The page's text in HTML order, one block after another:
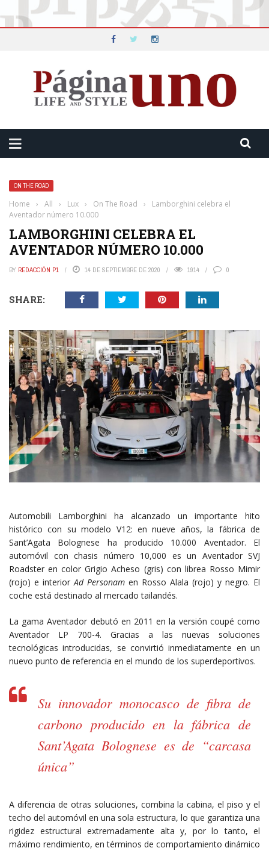
ON THE ROAD
Home › All › Lux › On The Road ›
Lamborghini celebra el
Aventador número 10.000
LAMBORGHINI CELEBRA EL
AVENTADOR NÚMERO 10.000
BY REDACCIÓN P1 14 DE SEPTIEMBRE DE 2020 1914 0
SHARE:
Automobili Lamborghini ha alcanzado un importante hito
histórico con su modelo V12: en nueve años, la fábrica de
Sant’Agata Bolognese ha producido 10.000 Aventador. El
automóvil con chasis número 10,000 es un Aventador SVJ
Roadster en color Grigio Acheso (gris) con librea Rosso Mimir
(rojo) e interiorAd Personam en Rosso Alala (rojo) y negro. El
coche está destinado al mercado tailandés.
La gama Aventador debutó en 2011 en la versión coupé como
Aventador LP 700-4. Gracias a las nuevas soluciones
tecnológicas introducidas, se convirtió inmediatamente en un
nuevo punto de referencia en el mundo de los superdeportivos.
Su innovador monocasco de fibra de
carbono producido en la fábrica de
Sant’Agata Bolognese es de “carcasa
única”
A diferencia de otras soluciones, combina la cabina, el piso y el
techo del automóvil en una sola estructura, lo que garantiza una
rigidez estructural extremadamente alta y, por lo tanto, el
máximo rendimiento, en términos de comportamiento dinámico